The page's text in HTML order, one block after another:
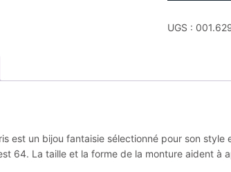
jourdan
bague
UGS :
est un bijou fantaisie sélectionné pour son
64. La taille et la forme de la monture aident à